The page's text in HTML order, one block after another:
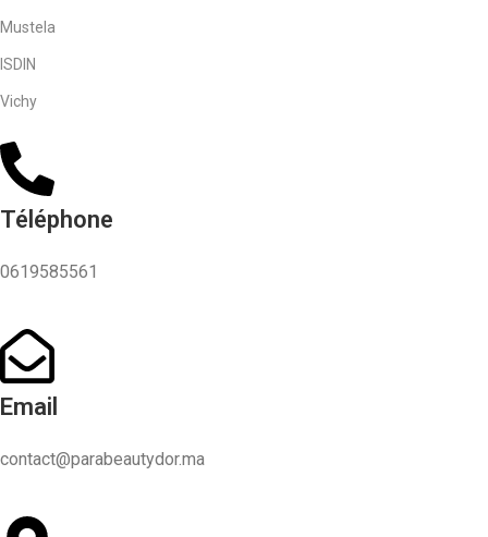
Mustela
ISDIN
Vichy
Téléphone
0619585561
Email
contact@parabeautydor.ma